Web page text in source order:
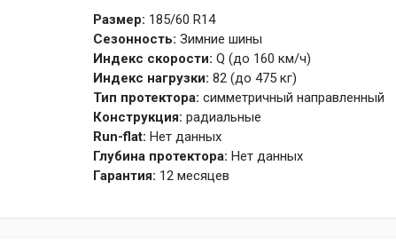
Размер: 185/60 R14
Сезонность: Зимние шины
Индекс скорости: Q (до 160 км/ч)
Индекс нагрузки: 82 (до 475 кг)
Тип протектора: симметричный направленный
Конструкция: радиальные
Run-flat: Нет данных
Глубина протектора: Нет данных
Гарантия: 12 месяцев